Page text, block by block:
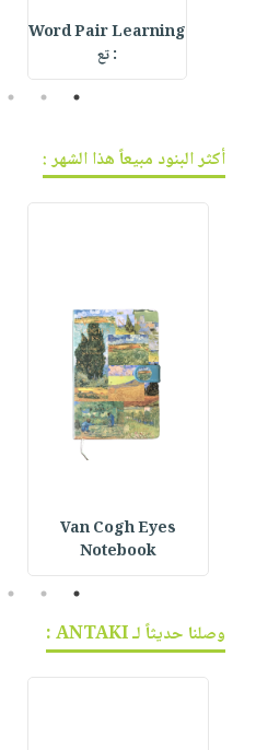
Word Pair Learning
: تع
1
2
3
أكثر البنود مبيعاً هذا الشهر :
Van Cogh Eyes
Notebook
1
2
3
وصلنا حديثاً لـ ANTAKI :